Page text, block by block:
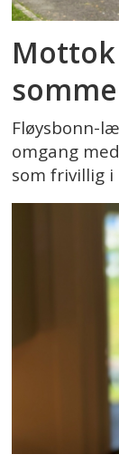
Fløysbonn-
omgang
som frivillig